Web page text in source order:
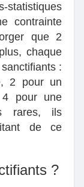
contrainte
que 2
chaque
:
2 pour un
pour une
rares, ils
de ce
?